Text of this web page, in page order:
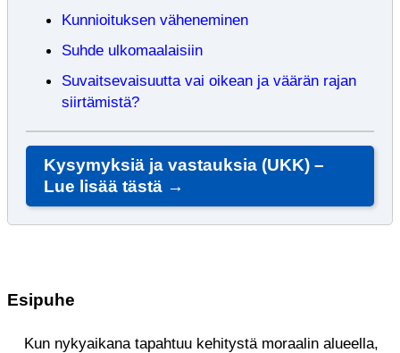
Kunnioituksen väheneminen
Suhde ulkomaalaisiin
Suvaitsevaisuutta vai oikean ja väärän rajan
siirtämistä?
Kysymyksiä ja vastauksia (UKK) –
Lue lisää tästä →
Esipuhe
Kun nykyaikana tapahtuu kehitystä moraalin alueella,